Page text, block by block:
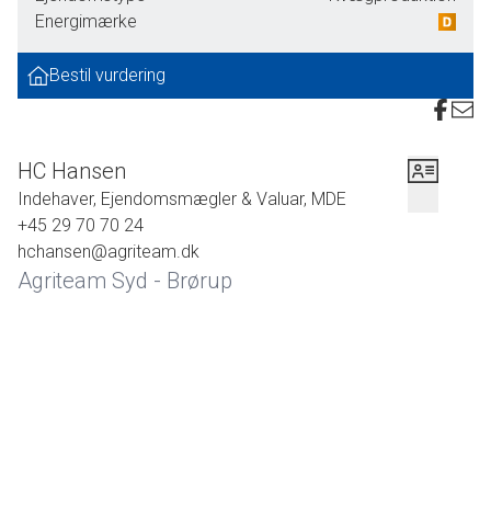
produktionsbygninger.
Energimærke
Bestil vurdering
HC Hansen
Indehaver, Ejendomsmægler & Valuar, MDE
+45 29 70 70 24
hchansen@agriteam.dk
Agriteam Syd - Brørup